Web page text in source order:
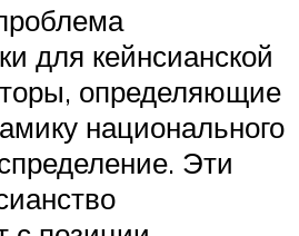
для кейнсианской
определяющие
национального
Эти